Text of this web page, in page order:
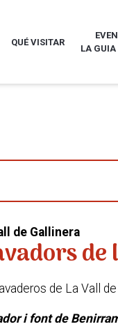
QUÉ VISITAR
LA
de Gallinera
de La Vall
i font de